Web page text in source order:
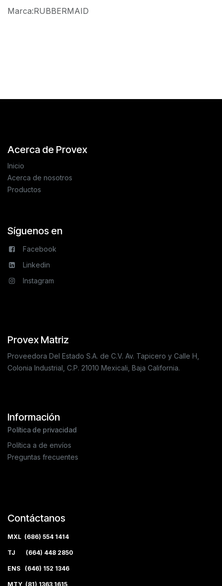
Marca:RUBBERMAID
Acerca de Provex
Inicio
Acerca de nosotros
Productos
Síguenos en
Facebook
Linkedin
Instagram
Provex Matriz
Proveedora Del Estado S.A. de C.V. Av. Tapicero y Calle H,
Colonia Industrial, C.P. 21010 Mexicali, Baja California.
Información
Política de privacidad
Política a de envíos
Preguntas frecuentes
Contáctanos
MXL (686) 554 1414
TJ (664) 448 2850
ENS (646) 152 1346
MTY (81) 1363 1615